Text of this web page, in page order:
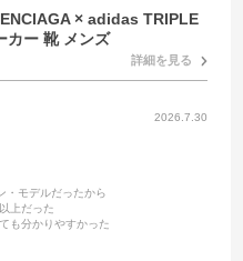
× adidas TRIPLE
カー 靴 メンズ
詳細を見る
2026.7.30
・モデルだったから
だった
分かりやすかった